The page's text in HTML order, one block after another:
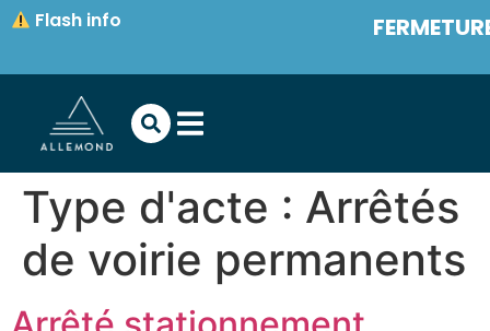
principal
Flash info
Type d'acte : Arrêtés
de voirie permanents